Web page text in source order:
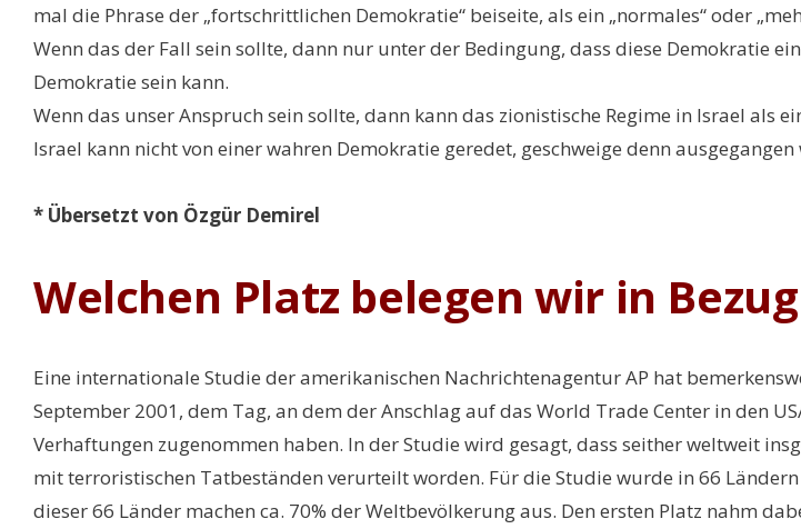
mal die Phrase der „fortschrittlichen Demokratie“ beiseite, als ein „normales“ oder
Wenn das der Fall sein sollte, dann nur unter der Bedingung, dass diese Demokratie
Demokratie sein kann.
Wenn das unser Anspruch sein sollte, dann kann das zionistische Regime in Israel als
Israel kann nicht von einer wahren Demokratie geredet, geschweige denn ausgegangen
* Übersetzt von Özgür Demirel
Welchen Platz belegen wir in
Eine internationale Studie der amerikanischen Nachrichtenagentur AP hat
September 2001, dem Tag, an dem der Anschlag auf das World Trade Center in den
Verhaftungen zugenommen haben. In der Studie wird gesagt, dass seither weltweit
mit terroristischen Tatbeständen verurteilt worden. Für die Studie wurde in 66
dieser 66 Länder machen ca. 70% der Weltbevölkerung aus. Den ersten Platz nahm